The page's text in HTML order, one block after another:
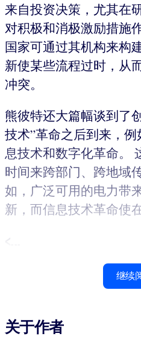
来自投资决策，尤其在
对积极和消极激励措施
国家可通过其机构来构
新使某些流程过时，从
冲突。
熊彼特还大篇幅谈到了
技术”革命之后到来，
息技术和数字化革命。
时间来跨部门、跨地域
如，广泛可用的电力带
新，而信息技术革命使
继续
关于作者